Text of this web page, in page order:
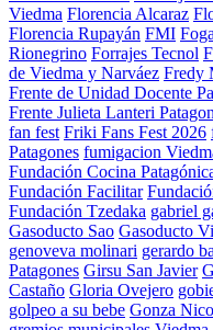
Viedma Florencia Alcaraz
Florencia Rupayán FMI
Rionegrino Forrajes Tecnol
de Viedma y Narváez Fredy
Frente de Unidad Docente
Frente Julieta Lanteri
fan fest Friki Fans Fest 2026
Patagones fumigacion
Fundación Cocina
Fundación Facilitar
Fundación Tzedaka gabriel
Gasoducto Sao Gasoducto
genoveva molinari gerardo
Patagones Girsu San Javier
Castaño Gloria Ovejero
golpeo a su bebe Gonza